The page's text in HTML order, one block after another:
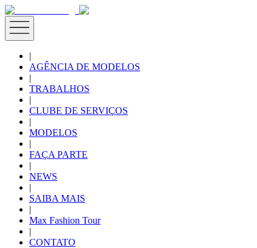
|
AGÊNCIA DE MODELOS
|
TRABALHOS
|
CLUBE DE SERVIÇOS
|
MODELOS
|
FAÇA PARTE
|
NEWS
|
SAIBA MAIS
|
Max Fashion Tour
|
CONTATO